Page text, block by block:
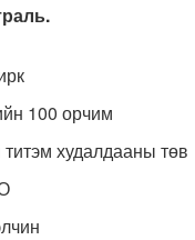
100 орчим
худалдааны төв